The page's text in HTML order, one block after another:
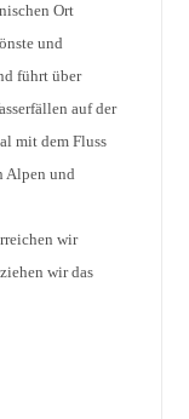
Ort
und
führt über
auf der
mit dem Fluss
Alpen und
wir
wir das